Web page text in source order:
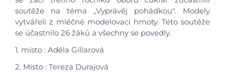
Úvod
soutěže na téma ,,Vyprávěj pohádkou". Modely
vytvářeli z mléčné modelovací hmoty. Této soutěže
se účastnilo 26 žáků a všechny se povedly.
1. místo : Adéla Gillarová
2. Místo : Tereza Durajová